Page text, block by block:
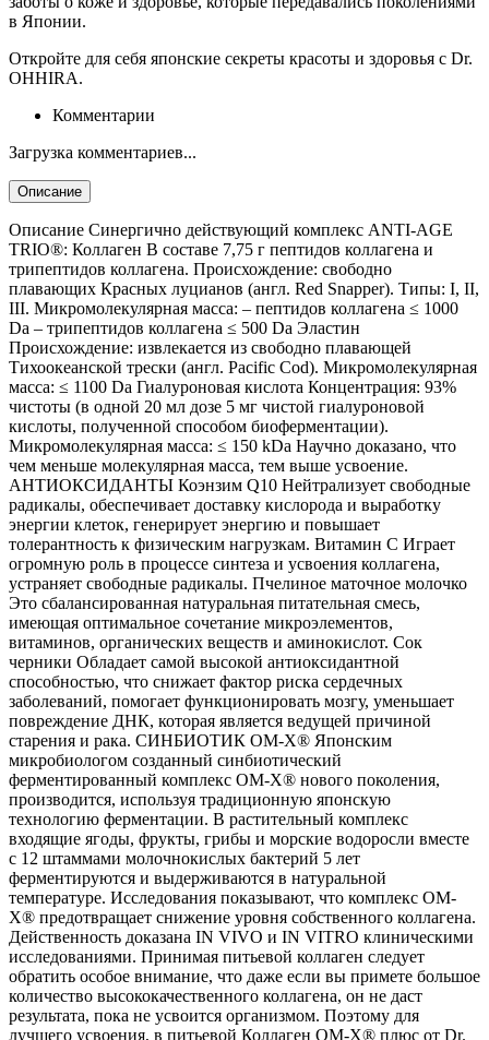
в Японии.
Откройте для себя японские секреты красоты и здоровья с Dr.
OHHIRA.
Комментарии
Загрузка комментариев...
Описание
Описание Синергично действующий комплекс ANTI-AGE
TRIO®: Коллаген В составе 7,75 г пептидов коллагена и
трипептидов коллагена. Происхождение: свободно
плавающих Красных луцианов (англ. Red Snapper). Типы: I, II,
III. Микромолекулярная масса: – пептидов коллагена ≤ 1000
Da – трипептидов коллагена ≤ 500 Da Эластин
Происхождение: извлекается из свободно плавающей
Тихоокеанской трески (англ. Pacific Cod). Микромолекулярная
масса: ≤ 1100 Da Гиалуроновая кислота Концентрация: 93%
чистоты (в одной 20 мл дозе 5 мг чистой гиалуроновой
кислоты, полученной способом биоферментации).
Микромолекулярная масса: ≤ 150 kDa Научно доказано, что
чем меньше молекулярная масса, тем выше усвоение.
АНТИОКСИДАНТЫ Коэнзим Q10 Нейтрализует свободные
радикалы, обеспечивает доставку кислорода и выработку
энергии клеток, генерирует энергию и повышает
толерантность к физическим нагрузкам. Витамин С Играет
огромную роль в процессе синтеза и усвоения коллагена,
устраняет свободные радикалы. Пчелиное маточное молочко
Это сбалансированная натуральная питательная смесь,
имеющая оптимальное сочетание микроэлементов,
витаминов, органических веществ и аминокислот. Сок
черники Обладает самой высокой антиоксидантной
способностью, что снижает фактор риска сердечных
заболеваний, помогает функционировать мозгу, уменьшает
повреждение ДНК, которая является ведущей причиной
старения и рака. СИНБИОТИК ОМ-Х® Японским
микробиологом созданный синбиотический
ферментированный комплекс ОМ-Х® нового поколения,
производится, используя традиционную японскую
технологию ферментации. В растительный комплекс
входящие ягоды, фрукты, грибы и морские водоросли вместе
с 12 штаммами молочнокислых бактерий 5 лет
ферментируются и выдерживаются в натуральной
температуре. Исследования показывают, что комплекс ОМ-
Х® предотвращает снижение уровня собственного коллагена.
Действенность доказана IN VIVO и IN VITRO клиническими
исследованиями. Принимая питьевой коллаген следует
обратить особое внимание, что даже если вы примете большое
количество высококачественного коллагена, он не даст
результата, пока не усвоится организмом. Поэтому для
лучшего усвоения, в питьевой Коллаген ОМ-Х® плюс от Dr.